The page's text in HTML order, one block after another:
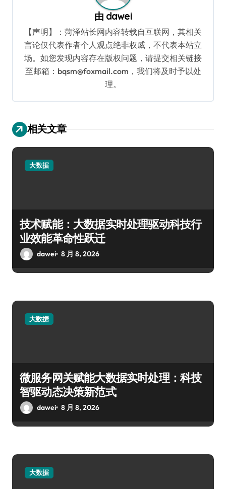
由 dawei
【声明】：菏泽站长网内容转载自互联网，其相关
言论仅代表作者个人观点绝非权威，不代表本站立
场。如您发现内容存在版权问题，请提交相关链接
至邮箱：bqsm@foxmail.com，我们将及时予以处
理。
相关文章
大数据
技术赋能：大数据实时处理驱动科技行
业效能革命性跃迁
dawei 8 月 8, 2026
大数据
微服务网关赋能大数据实时处理：科技
智驱动态决策新范式
dawei 8 月 8, 2026
大数据